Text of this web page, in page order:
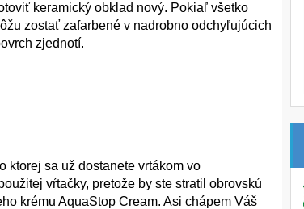
keramický obklad nový. Pokiaľ všetko
zostať zafarbené v nadrobno odchyľujúcich
zjednotí.
ktorej sa už dostanete vrtákom vo
vŕtačky, pretože by ste stratil obrovskú
krému AquaStop Cream. Asi chápem Váš